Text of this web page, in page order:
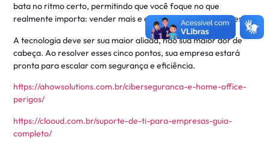
bata no ritmo certo, permitindo que você foque no que
realmente importa: vender mais e atender bem seus clientes.
A tecnologia deve ser sua maior aliada, não sua maior dor de
cabeça. Ao resolver esses cinco pontos, sua empresa estará
pronta para escalar com segurança e eficiência.
https://ahowsolutions.com.br/ciberseguranca-e-home-office-
perigos/
https://clooud.com.br/suporte-de-ti-para-empresas-guia-
completo/